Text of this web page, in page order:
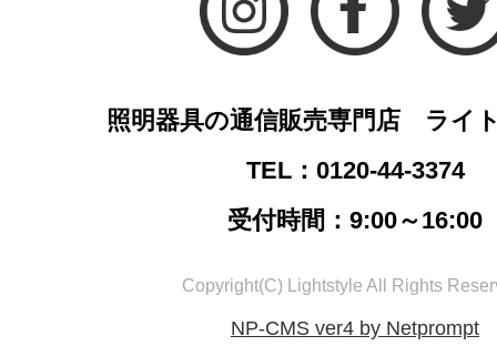
照明器具の通信販売専門店 ライ
TEL：0120-44-3374
受付時間：9:00～16:00
Copyright(C) Lightstyle All Rights
NP-CMS ver4 by Netprompt